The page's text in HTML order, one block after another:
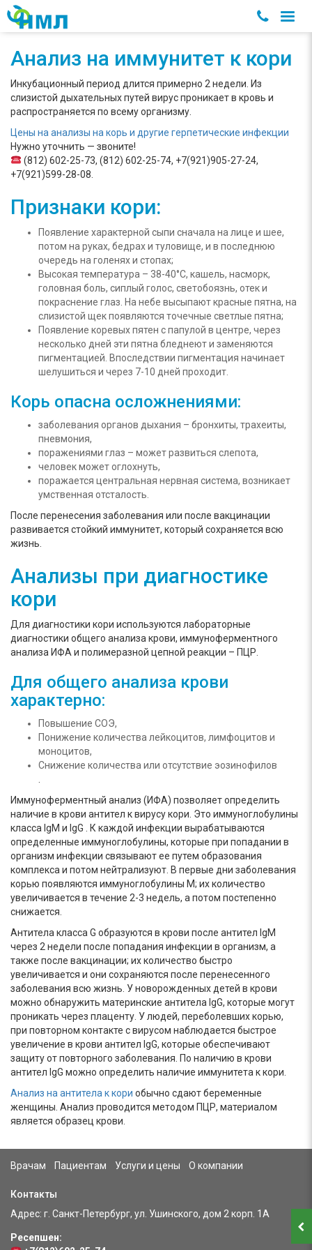
Анализ на иммунитет к кори
Инкубационный период длится примерно 2 недели. Из
слизистой дыхательных путей вирус проникает в кровь и
распространяется по всему организму.
Цены на анализы на корь и другие герпетические инфекции
Нужно уточнить — звоните!
(812) 602-25-73, (812) 602-25-74, +7(921)905-27-24,
+7(921)599-28-08.
Признаки кори:
Появление характерной сыпи сначала на лице и шее,
потом на руках, бедрах и туловище, и в последнюю
очередь на голенях и стопах;
Высокая температура – 38-40°С, кашель, насморк,
головная боль, сиплый голос, светобоязнь, отек и
покраснение глаз. На небе высыпают красные пятна, на
слизистой щек появляются точечные светлые пятна;
Появление коревых пятен с папулой в центре, через
несколько дней эти пятна бледнеют и заменяются
пигментацией. Впоследствии пигментация начинает
шелушиться и через 7-10 дней проходит.
Корь опасна осложнениями:
заболевания органов дыхания – бронхиты, трахеиты,
пневмония,
поражениями глаз – может развиться слепота,
человек может оглохнуть,
поражается центральная нервная система, возникает
умственная отсталость.
После перенесения заболевания или после вакцинации
развивается стойкий иммунитет, который сохраняется всю
жизнь.
Анализы при диагностике
кори
Для диагностики кори используются лабораторные
диагностики общего анализа крови, иммуноферментного
анализа ИФА и полимеразной цепной реакции – ПЦР.
Для общего анализа крови
характерно:
Повышение СОЭ,
Понижение количества лейкоцитов, лимфоцитов и
моноцитов,
Снижение количества или отсутствие эозинофилов
Иммуноферментный анализ (ИФА) позволяет определить
наличие в крови антител к вирусу кори. Это иммуноглобулины
класса IgM и IgG . К каждой инфекции вырабатываются
определенные иммуноглобулины, которые при попадании в
организм инфекции связывают ее путем образования
комплекса и потом нейтрализуют. В первые дни заболевания
корью появляются иммуноглобулины М; их количество
увеличивается в течение 2-3 недель, а потом постепенно
снижается.
Антитела класса G образуются в крови после антител IgM
через 2 недели после попадания инфекции в организм, а
также после вакцинации; их количество быстро
увеличивается и они сохраняются после перенесенного
заболевания всю жизнь. У новорожденных детей в крови
можно обнаружить материнские антитела IgG, которые могут
проникать через плаценту. У людей, переболевших корью,
при повторном контакте с вирусом наблюдается быстрое
увеличение в крови антител IgG, которые обеспечивают
защиту от повторного заболевания. По наличию в крови
антител IgG можно определить наличие иммунитета к кори.
Анализ на антитела к кори обычно сдают беременные
женщины. Анализ проводится методом ПЦР, материалом
является образец крови.
Врачам
Пациентам Услуги и цены О компании
Контакты
Адрес: г. Санкт-Петербург, ул. Ушинского, дом 2 корп. 1А
Ресепшен: